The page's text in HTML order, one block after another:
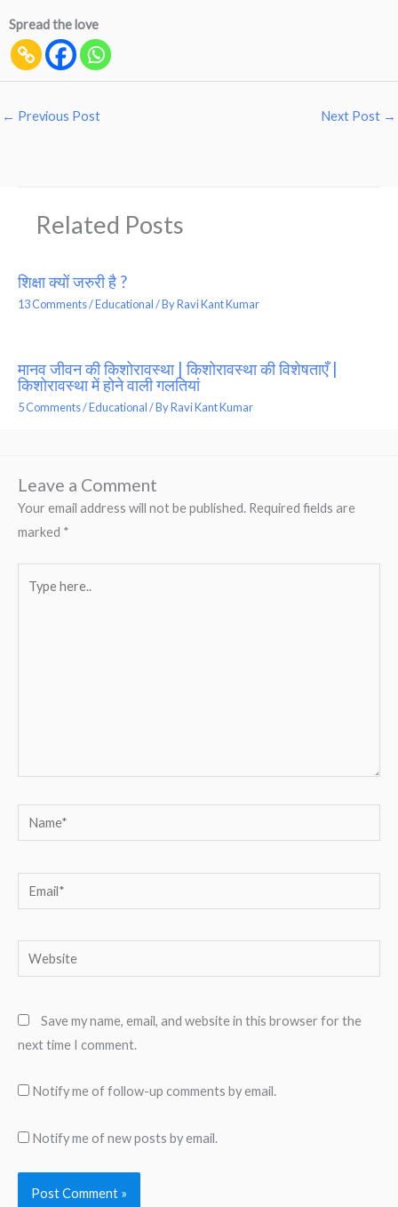
Spread the love
← Previous Post Next Post →
Related Posts
शिक्षा क्यों जरुरी है ?
13 Comments/Educational/ ByRavi Kant Kumar
मानव जीवन की किशोरावस्था | किशोरावस्था की विशेषताएँ |
किशोरावस्था में होने वाली गलतियां
5 Comments/Educational/ ByRavi Kant Kumar
Leave a Comment
Your email address will not be published. Required fields are
marked *
here..
Name*
Email*
Website
Save my name, email, and website in this browser for the
next time I comment.
Notify me of follow-up comments by email.
Notify me of new posts by email.